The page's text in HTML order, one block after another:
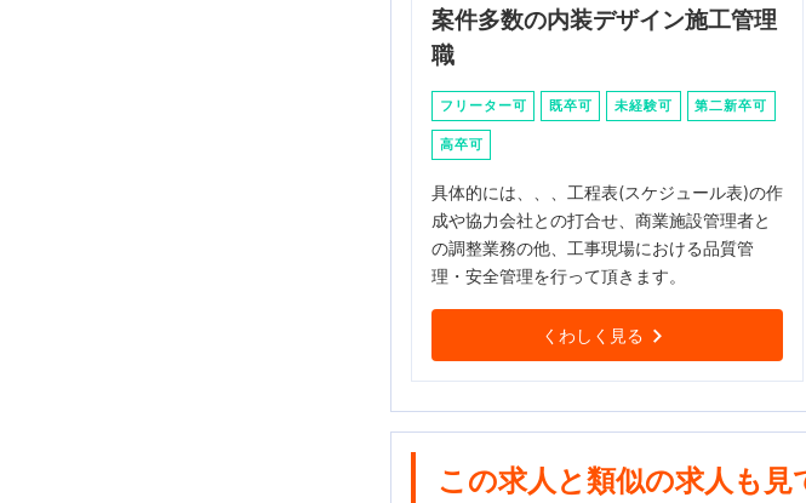
案件多数の内装デザイン施工管理
職
フリーター可 既卒可 未経験可 第二新卒可
高卒可
具体的には、、、工程表(スケジュール表)の作
成や協力会社との打合せ、商業施設管理者と
の調整業務の他、工事現場における品質管
理・安全管理を行って頂きます。
くわしく見る
この求人と類似の求人も見